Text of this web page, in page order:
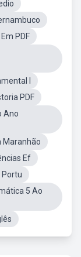
PDF
I
PDF
Ano
Maranhão
Ef
Portu
5 Ao